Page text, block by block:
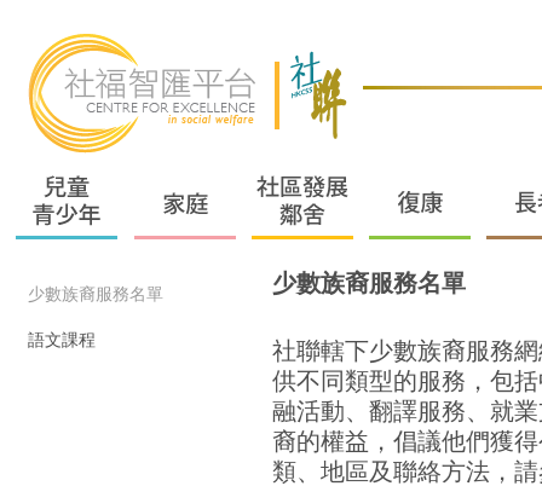
少數族裔服務名單
語文課程
少數族裔服務名單
社聯轄下少數族裔服務
供不同類型的服務，包
融活動、翻譯服務、就
裔的權益，倡議他們獲
類、地區及聯絡方法，